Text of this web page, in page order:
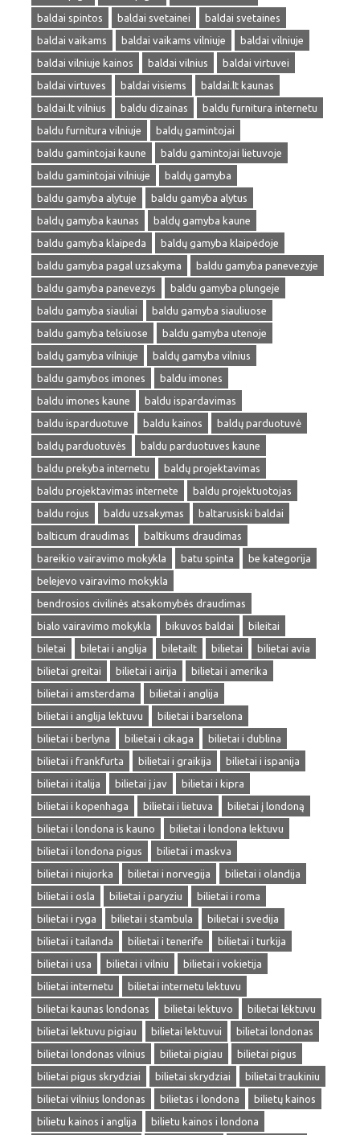
baldai spintos
baldai svetainei
baldai svetaines
baldai vaikams
baldai vaikams vilniuje
baldai vilniuje
baldai vilniuje kainos
baldai vilnius
baldai virtuvei
baldai virtuves
baldai visiems
baldai.lt kaunas
baldai.lt vilnius
baldu dizainas
baldu furnitura internetu
baldu furnitura vilniuje
baldų gamintojai
baldu gamintojai kaune
baldu gamintojai lietuvoje
baldu gamintojai vilniuje
baldų gamyba
baldu gamyba alytuje
baldu gamyba alytus
baldų gamyba kaunas
baldų gamyba kaune
baldu gamyba klaipeda
baldų gamyba klaipėdoje
baldu gamyba pagal uzsakyma
baldu gamyba panevezyje
baldu gamyba panevezys
baldu gamyba plungeje
baldu gamyba siauliai
baldu gamyba siauliuose
baldu gamyba telsiuose
baldu gamyba utenoje
baldų gamyba vilniuje
baldų gamyba vilnius
baldu gamybos imones
baldu imones
baldu imones kaune
baldu ispardavimas
baldu isparduotuve
baldu kainos
baldų parduotuvė
baldų parduotuvės
baldu parduotuves kaune
baldu prekyba internetu
baldų projektavimas
baldu projektavimas internete
baldu projektuotojas
baldu rojus
baldu uzsakymas
baltarusiski baldai
balticum draudimas
baltikums draudimas
bareikio vairavimo mokykla
batu spinta
be kategorija
belejevo vairavimo mokykla
bendrosios civilinės atsakomybės draudimas
bialo vairavimo mokykla
bikuvos baldai
bileitai
biletai
biletai i anglija biletailt bilietai
bilietai avia
bilietai greitai
bilietai i airija
bilietai i amerika
bilietai i amsterdama
bilietai i anglija
bilietai i anglija lektuvu
bilietai i barselona
bilietai i berlyna
bilietai i cikaga
bilietai i dublina
bilietai i frankfurta
bilietai i graikija
bilietai i ispanija
bilietai i italija
bilietai į jav
bilietai i kipra
bilietai i kopenhaga
bilietai i lietuva
bilietai į londoną
bilietai i londona is kauno
bilietai i londona lektuvu
bilietai i londona pigus
bilietai i maskva
bilietai i niujorka
bilietai i norvegija
bilietai i olandija
bilietai i osla
bilietai i paryziu
bilietai i roma
bilietai i ryga
bilietai i stambula
bilietai i svedija
bilietai i tailanda
bilietai i tenerife
bilietai i turkija
bilietai i usa
bilietai i vilniu
bilietai i vokietija
bilietai internetu
bilietai internetu lektuvu
bilietai kaunas londonas
bilietai lektuvo
bilietai lėktuvu
bilietai lektuvu pigiau
bilietai lektuvui
bilietai londonas
bilietai londonas vilnius
bilietai pigiau
bilietai pigus
bilietai pigus skrydziai
bilietai skrydziai
bilietai traukiniu
bilietai vilnius londonas
bilietas i londona
bilietų kainos
bilietu kainos i anglija
bilietu kainos i londona